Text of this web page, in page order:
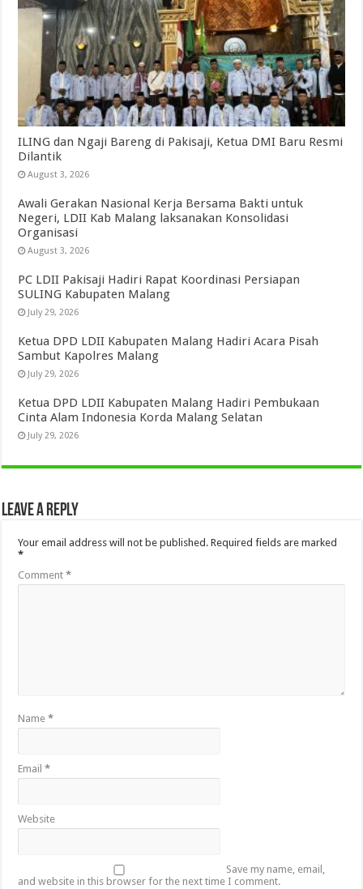
ILING dan Ngaji Bareng di Pakisaji, Ketua DMI Baru Resmi
Dilantik
August 3, 2026
Awali Gerakan Nasional Kerja Bersama Bakti untuk
Negeri, LDII Kab Malang laksanakan Konsolidasi
Organisasi
August 3, 2026
PC LDII Pakisaji Hadiri Rapat Koordinasi Persiapan
SULING Kabupaten Malang
July 29, 2026
Ketua DPD LDII Kabupaten Malang Hadiri Acara Pisah
Sambut Kapolres Malang
July 29, 2026
Ketua DPD LDII Kabupaten Malang Hadiri Pembukaan
Cinta Alam Indonesia Korda Malang Selatan
July 29, 2026
Leave a Reply
Your email address will not be published. Required fields are marked
*
Comment*
Name*
Email*
Website
Save my name, email,
and website in this browser for the next time I comment.